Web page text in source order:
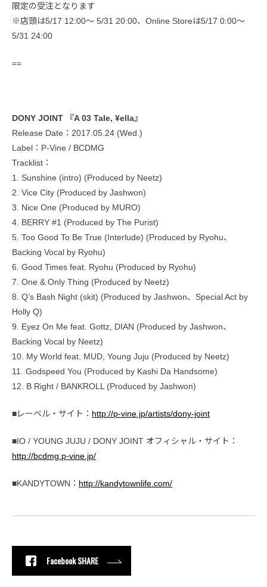
限定の受注となります
※店頭は5/17 12:00～ 5/31 20:00、Online Storeは5/17 0:00～
5/31 24:00
==
DONY JOINT 『A 03 Tale, ¥ella』
Release Date：2017.05.24 (Wed.)
Label：P-Vine / BCDMG
Tracklist：
1. Sunshine (intro) (Produced by Neetz)
2. Vice City (Produced by Jashwon)
3. Nice One (Produced by MURO)
4. BERRY #1 (Produced by The Purist)
5. Too Good To Be True (Interlude) (Produced by Ryohu、
Backing Vocal by Ryohu)
6. Good Times feat. Ryohu (Produced by Ryohu)
7. One & Only Thing (Produced by Neetz)
8. Q’s Bash Night (skit) (Produced by Jashwon、Special Act by
Holly Q)
9. Eyez On Me feat. Gottz, DIAN (Produced by Jashwon、
Backing Vocal by Neetz)
10. My World feat. MUD, Young Juju (Produced by Neetz)
11. Godspeed You (Produced by Kashi Da Handsome)
12. B Right / BANKROLL (Produced by Jashwon)
■レーベル・サイト： http://p-vine.jp/artists/dony-joint
■IO / YOUNG JUJU / DONY JOINT オフィシャル・サイト：
http://bcdmg.p-vine.jp/
■KANDYTOWN： http://kandytownlife.com/
Facebook SHARE